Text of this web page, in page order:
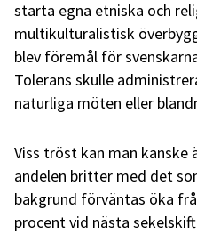
starta egna etniska och
multikulturalistisk
blev föremål för
Tolerans skulle
naturliga möten eller
Viss tröst kan man
andelen britter med det
bakgrund förväntas öka
procent vid nästa